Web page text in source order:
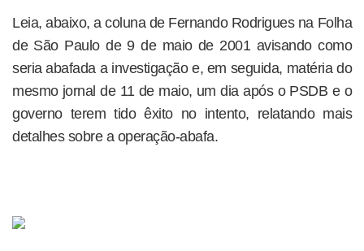
Leia, abaixo, a coluna de Fernando Rodrigues na Folha
de São Paulo de 9 de maio de 2001 avisando como
seria abafada a investigação e, em seguida, matéria do
mesmo jornal de 11 de maio, um dia após o PSDB e o
governo terem tido êxito no intento, relatando mais
detalhes sobre a operação-abafa.